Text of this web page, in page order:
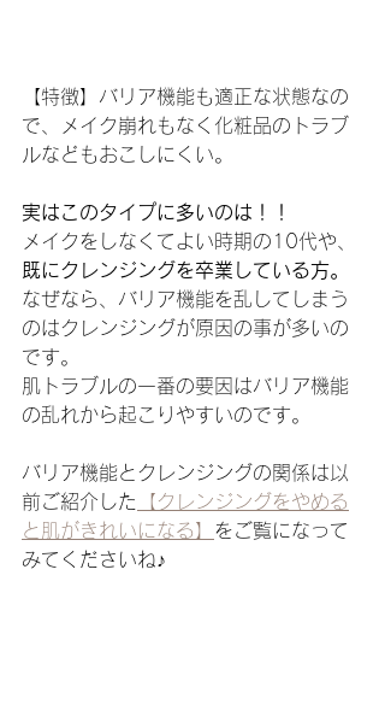
【特徴】バリア機能も適正な状態なの
で、メイク崩れもなく化粧品のトラブ
ルなどもおこしにくい。
実はこのタイプに多いのは！！
メイクをしなくてよい時期の10代や、
既にクレンジングを卒業している方。
なぜなら、バリア機能を乱してしまう
のはクレンジングが原因の事が多いの
です。
肌トラブルの一番の要因はバリア機能
の乱れから起こりやすいのです。
バリア機能とクレンジングの関係は以
前ご紹介した
【クレンジングをやめる
と肌がきれいになる】 をご覧になって
みてくださいね♪